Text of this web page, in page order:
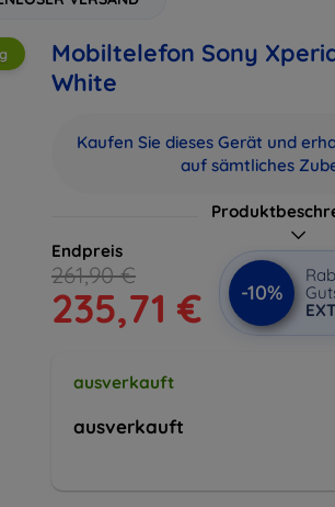
Mobiltelefon Sony
White
Kaufen Sie dieses Gerät und
auf sämtliches
Endpreis
261,90 €
235,71 € -10%
ausverkauft
ausverkauft